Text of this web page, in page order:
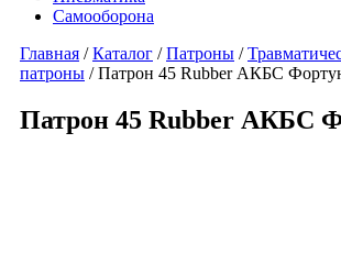
Самооборона
Главная /Каталог /Патроны /
патроны / Патрон 45 Rubber АКБС
Патрон 45 Rubber АКБС